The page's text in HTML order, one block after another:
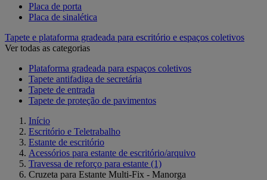
Placa de porta
Placa de sinalética
Tapete e plataforma gradeada para escritório e espaços coletivos
Ver todas as categorias
Plataforma gradeada para espaços coletivos
Tapete antifadiga de secretária
Tapete de entrada
Tapete de proteção de pavimentos
Início
Escritório e Teletrabalho
Estante de escritório
Acessórios para estante de escritório/arquivo
Travessa de reforço para estante (1)
Cruzeta para Estante Multi-Fix - Manorga